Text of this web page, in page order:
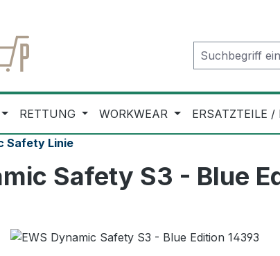
RETTUNG WORKWEAR ERSATZTEILE /
Safety Linie
Safety S3 - Blue